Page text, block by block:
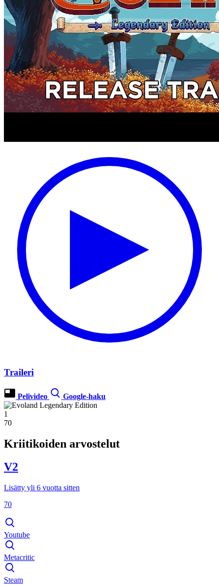
Traileri
Pelivideo Google-haku
1
70
Kriitikoiden arvostelut
V2
Lisätty yli 6 vuotta sitten
70
Youtube
Metacritic
Steam